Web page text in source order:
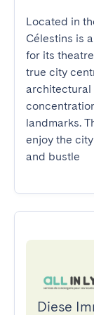
Located in
Célestins is
for its
true city
architectural
landmarks.
enjoy the
and bustle
Diese